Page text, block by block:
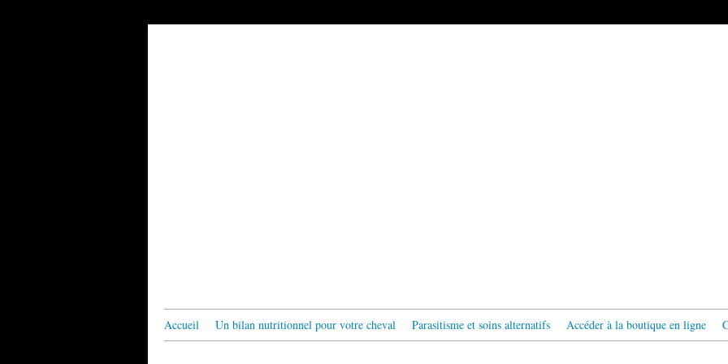
Accueil Un bilan nutritionnel pour votre cheval Parasitisme et soins alternatifs Accéder à la boutique en ligne